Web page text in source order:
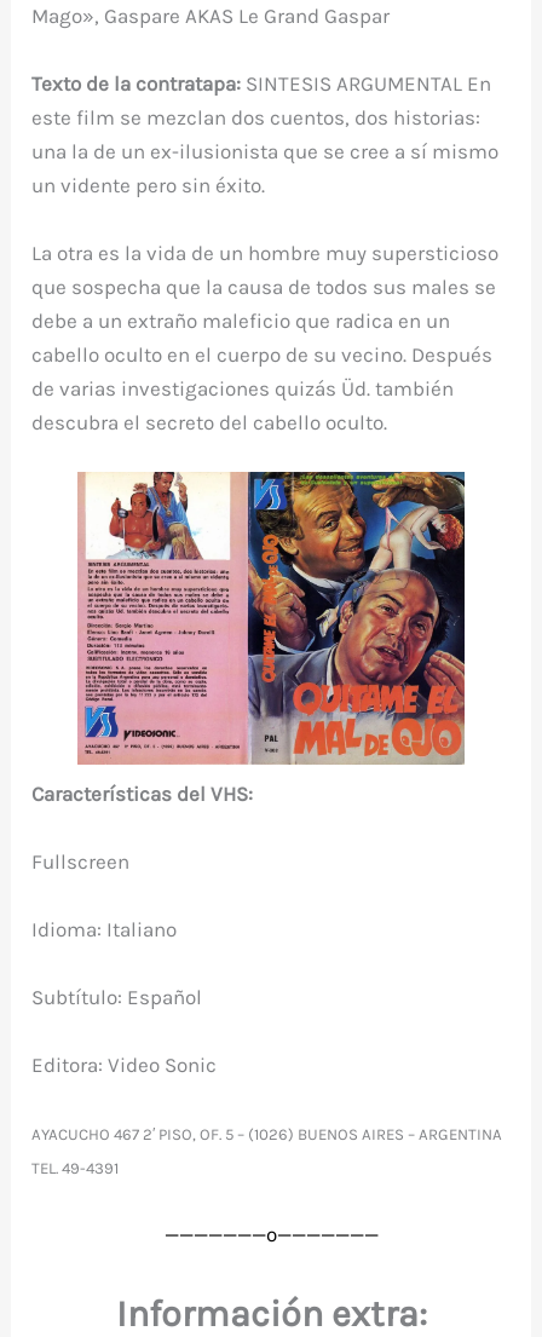
Mago», Gaspare AKAS Le Grand Gaspar
Texto de la contratapa: SINTESIS ARGUMENTAL En
este film se mezclan dos cuentos, dos historias:
una la de un ex-ilusionista que se cree a sí mismo
un vidente pero sin éxito.
La otra es la vida de un hombre muy supersticioso
que sospecha que la causa de todos sus males se
debe a un extraño maleficio que radica en un
cabello oculto en el cuerpo de su vecino. Después
de varias investigaciones quizás Üd. también
descubra el secreto del cabello oculto.
Características del VHS:
Fullscreen
Idioma: Italiano
Subtítulo: Español
Editora: Video Sonic
AYACUCHO 467 2′ PISO, OF. 5 – (1026) BUENOS AIRES – ARGENTINA
TEL. 49-4391
———————o———————
Información extra: